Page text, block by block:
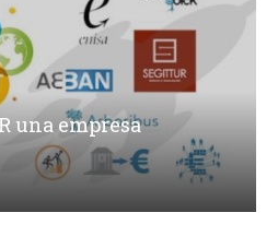
una empresa